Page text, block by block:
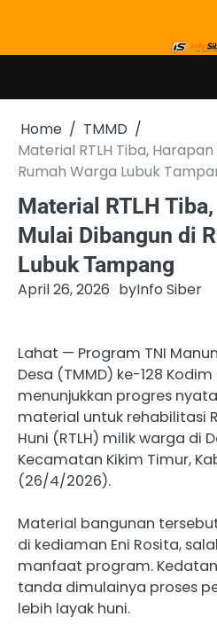
content
Home
TMMD
Material RTLH Tiba,
Rumah Warga Lubuk
Material RTLH
Mulai Dibangun di
Lubuk Tampang
April 26, 2026 byInfo Siber
Lahat — Program TNI
Desa (TMMD) ke-128
menunjukkan progres
material untuk rehabilitasi
Huni (RTLH) milik warga di
Kecamatan Kikim Timur,
(26/4/2026).
Material bangunan
di kediaman Eni Rosita,
manfaat program.
tanda dimulainya proses
lebih layak huni.